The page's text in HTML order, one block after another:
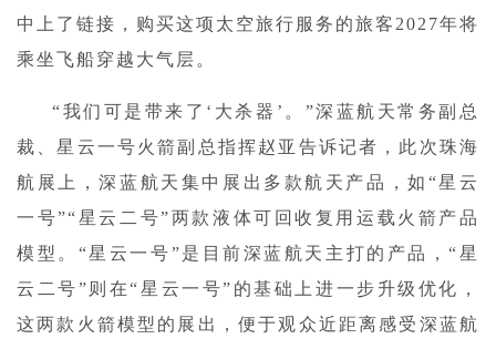
中上了链接，购买这项太空旅行服务的旅客2027年将
乘坐飞船穿越大气层。
“我们可是带来了‘大杀器’。”深蓝航天常务副总
裁、星云一号火箭副总指挥赵亚告诉记者，此次珠海
航展上，深蓝航天集中展出多款航天产品，如“星云
一号”“星云二号”两款液体可回收复用运载火箭产品
模型。“星云一号”是目前深蓝航天主打的产品，“星
云二号”则在“星云一号”的基础上进一步升级优化，
这两款火箭模型的展出，便于观众近距离感受深蓝航